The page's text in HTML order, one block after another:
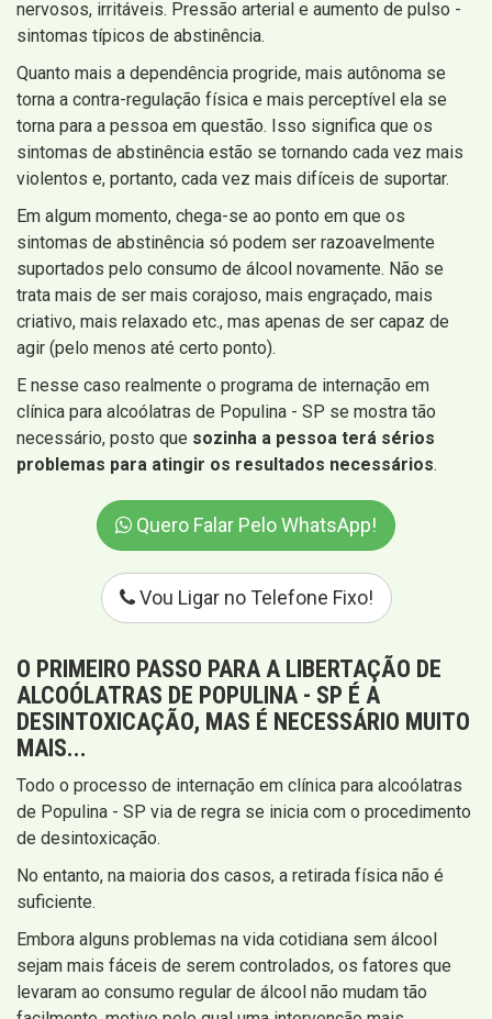
nervosos, irritáveis. Pressão arterial e aumento de pulso -
sintomas típicos de abstinência.
Quanto mais a dependência progride, mais autônoma se
torna a contra-regulação física e mais perceptível ela se
torna para a pessoa em questão. Isso significa que os
sintomas de abstinência estão se tornando cada vez mais
violentos e, portanto, cada vez mais difíceis de suportar.
Em algum momento, chega-se ao ponto em que os
sintomas de abstinência só podem ser razoavelmente
suportados pelo consumo de álcool novamente. Não se
trata mais de ser mais corajoso, mais engraçado, mais
criativo, mais relaxado etc., mas apenas de ser capaz de
agir (pelo menos até certo ponto).
E nesse caso realmente o programa de internação em
clínica para alcoólatras de Populina - SP se mostra tão
necessário, posto que sozinha a pessoa terá sérios
problemas para atingir os resultados necessários.
Quero Falar Pelo WhatsApp!
Vou Ligar no Telefone Fixo!
O PRIMEIRO PASSO PARA A LIBERTAÇÃO DE
ALCOÓLATRAS DE POPULINA - SP É A
DESINTOXICAÇÃO, MAS É NECESSÁRIO MUITO
MAIS...
Todo o processo de internação em clínica para alcoólatras
de Populina - SP via de regra se inicia com o procedimento
de desintoxicação.
No entanto, na maioria dos casos, a retirada física não é
suficiente.
Embora alguns problemas na vida cotidiana sem álcool
sejam mais fáceis de serem controlados, os fatores que
levaram ao consumo regular de álcool não mudam tão